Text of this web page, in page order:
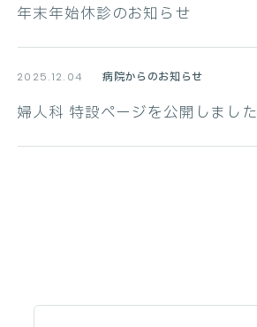
年末年始休診のお知らせ
2025.12.04 病院からのお知らせ
婦人科 特設ページを公開しました